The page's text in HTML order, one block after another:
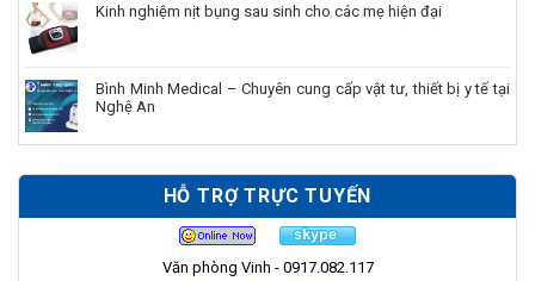
Kinh nghiệm nịt bụng sau sinh cho các mẹ hiện đại
Bình Minh Medical – Chuyên cung cấp vật tư, thiết bị y tế tại
Nghệ An
HỖ TRỢ TRỰC TUYẾN
Văn phòng Vinh - 0917.082.117